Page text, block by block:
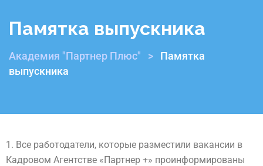
Памятка выпускника
Академия "Партнер Плюс" >
Памятка
выпускника
1. Все работодатели, которые разместили вакансии в
Кадровом Агентстве «Партнер +» проинформированы